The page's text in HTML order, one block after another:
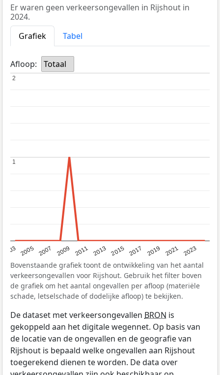
Er waren geen verkeersongevallen in Rijshout in
2024.
Grafiek
Tabel
Afloop: Totaal
2003 2005 2007 2009 2011 2013 2015 2017 2019 2021 2023
1
1
2
2
Bovenstaande grafiek toont de ontwikkeling van het aantal
verkeersongevallen voor Rijshout. Gebruik het filter boven
de grafiek om het aantal ongevallen per afloop (materiële
schade, letselschade of dodelijke afloop) te bekijken.
De dataset met verkeersongevallen BRON is
gekoppeld aan het digitale wegennet. Op basis van
de locatie van de ongevallen en de geografie van
Rijshout is bepaald welke ongevallen aan Rijshout
toegerekend dienen te worden. De data over